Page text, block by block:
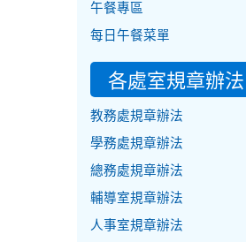
午餐專區
每日午餐菜單
各處室規章辦法
教務處規章辦法
學務處規章辦法
總務處規章辦法
輔導室規章辦法
人事室規章辦法